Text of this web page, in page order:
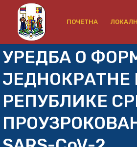
ПОЧЕТНА
УРЕДБА О
РЕПУБЛИКЕ